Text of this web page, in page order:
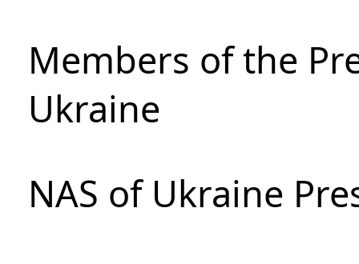
Members of the
Ukraine
NAS of Ukraine